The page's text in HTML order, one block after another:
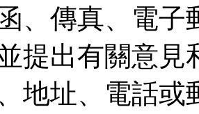
、傳真、電
提出有關意
地址、電話或